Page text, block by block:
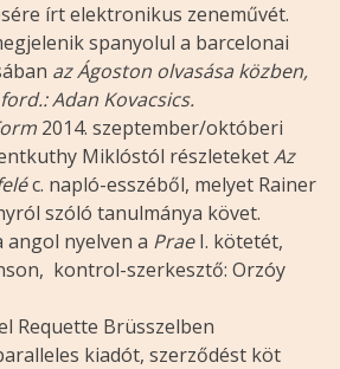
írt elektronikus zeneművét.
spanyolul a barcelonai
az Ágoston olvasása közben,
Adan Kovacsics.
2014. szeptember/októberi
Miklóstól részleteketAz
c. napló-esszéből, melyet Rainer
szóló tanulmánya követ.
angol nyelven a PraeI. kötetét,
kontrol-szerkesztő: Orzóy
Requette Brüsszelben
kiadót, szerződést köt